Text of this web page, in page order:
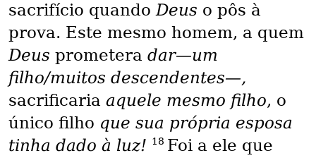
sacrifício quando Deus o pôs à
prova. Este mesmo homem, a quem
Deus prometera dar—um
filho/muitos descendentes—,
sacrificaria aquele mesmo filho, o
único filho que sua própria esposa
tinha dado à luz! 18 Foi a ele que